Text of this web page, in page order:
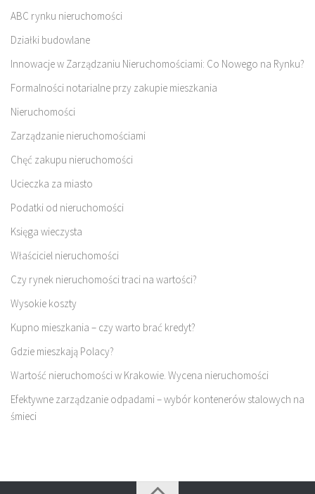
ABC rynku nieruchomości
Działki budowlane
Innowacje w Zarządzaniu Nieruchomościami: Co Nowego na Rynku?
Formalności notarialne przy zakupie mieszkania
Nieruchomości
Zarządzanie nieruchomościami
Chęć zakupu nieruchomości
Ucieczka za miasto
Podatki od nieruchomości
Księga wieczysta
Właściciel nieruchomości
Czy rynek nieruchomości traci na wartości?
Wysokie koszty
Kupno mieszkania – czy warto brać kredyt?
Gdzie mieszkają Polacy?
Wartość nieruchomości w Krakowie. Wycena nieruchomości
Efektywne zarządzanie odpadami – wybór kontenerów stalowych na
śmieci